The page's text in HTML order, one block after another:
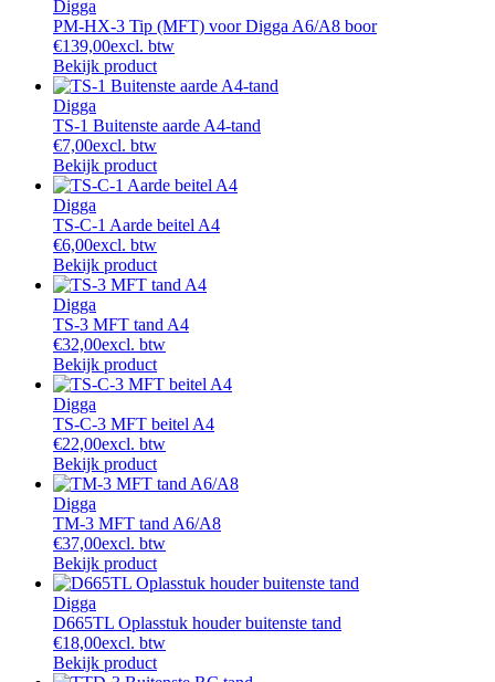
Digga
PM-HX-3 Tip (MFT) voor Digga A6/A8 boor
€139,00excl. btw
Bekijk product
Digga
TS-1 Buitenste aarde A4-tand
€7,00excl. btw
Bekijk product
Digga
TS-C-1 Aarde beitel A4
€6,00excl. btw
Bekijk product
Digga
TS-3 MFT tand A4
€32,00excl. btw
Bekijk product
Digga
TS-C-3 MFT beitel A4
€22,00excl. btw
Bekijk product
Digga
TM-3 MFT tand A6/A8
€37,00excl. btw
Bekijk product
Digga
D665TL Oplasstuk houder buitenste tand
€18,00excl. btw
Bekijk product